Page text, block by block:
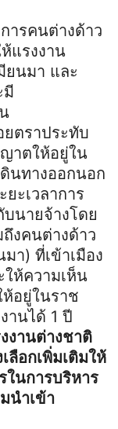
ารคนต่างด้าว
แรงงาน
ยนมา และ
มี
ตราประทับ
าตให้อยู่ใน
นทางออกนอก
ะเวลาการ
นายจ้างโดย
งคนต่างด้าว
า) ที่เข้าเมือง
ห้ความเห็น
อยู่ในราช
านได้ 1 ปี
งานต่างชาติ
ลือกเพิ่มเติมให้
ในการบริหาร
นำเข้า